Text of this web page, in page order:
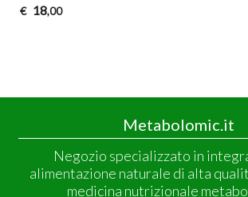
€ 18,00
Metabolomic.it
Negozio specializzato in
alimentazione naturale di alta
medicina nutrizionale